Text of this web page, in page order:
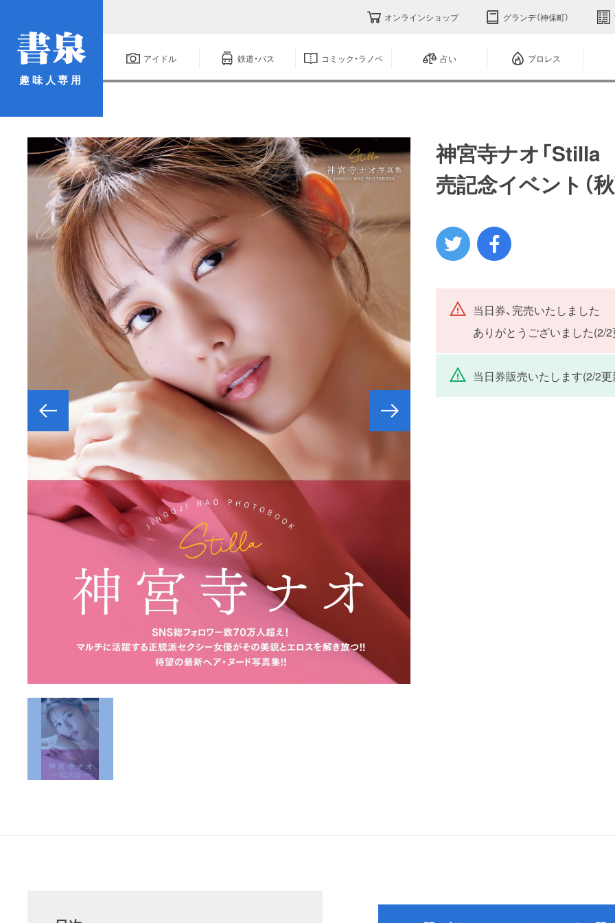
趣味人専用
オンラインショップ グランデ（神保町）
アイドル 鉄道・バス コミック・ラノベ 占い プロレス
神宮寺ナオ「
売記念イベント（秋
当日券、完売いたしました
ありがとうございました(2/2
当日券販売いたします(2/2更